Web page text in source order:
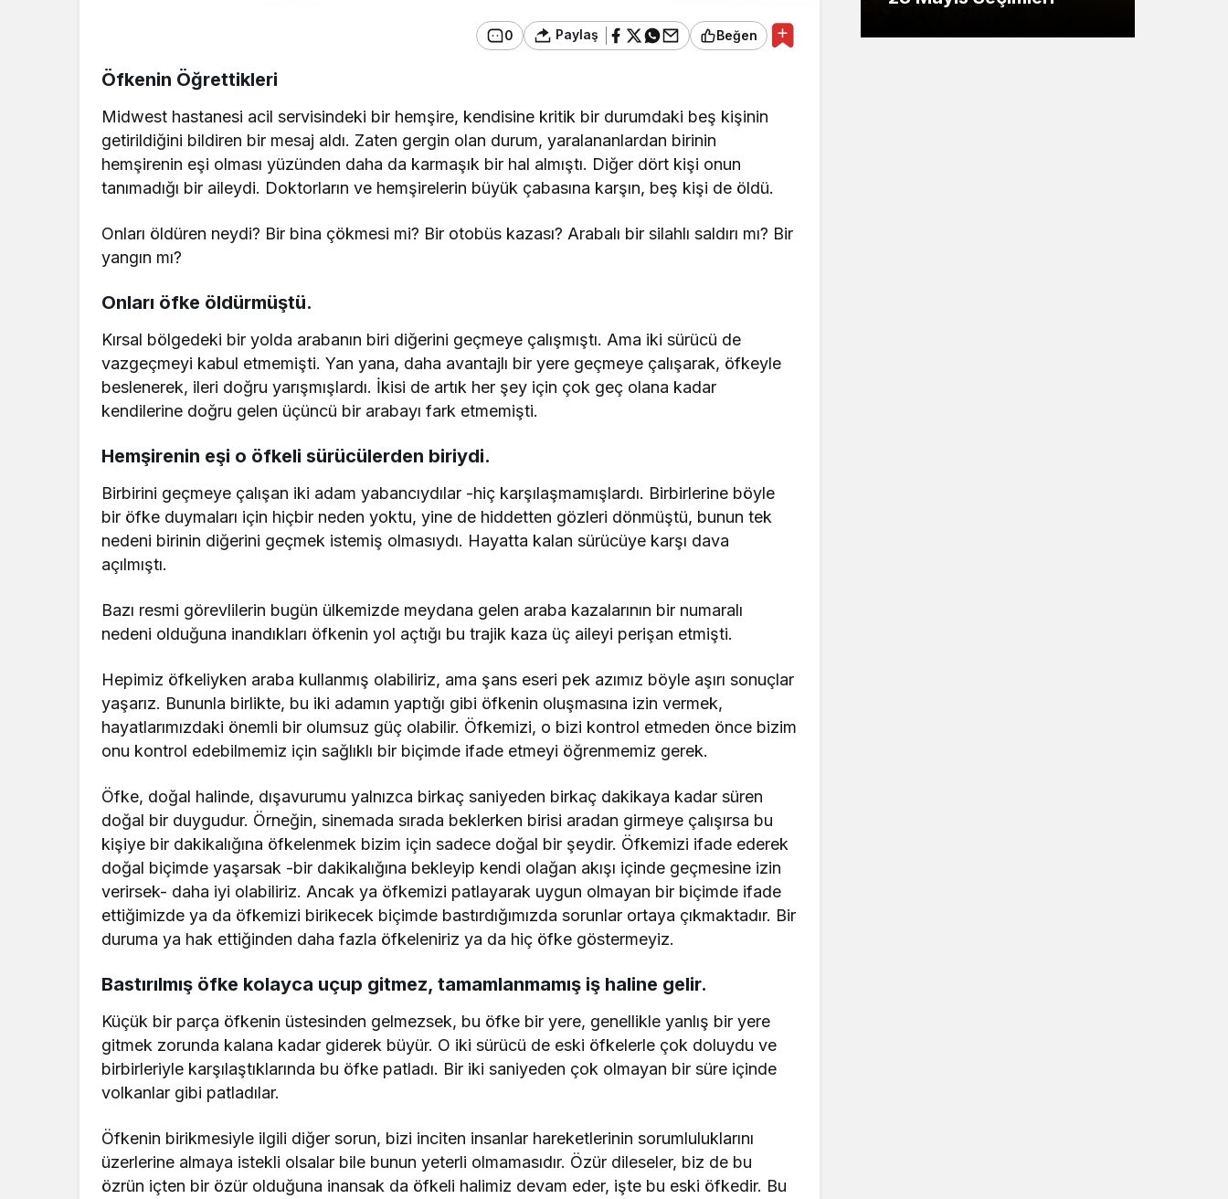
0 Paylaş Beğen
Öfkenin Öğrettikleri
Midwest hastanesi acil servisindeki bir hemşire, kendisine kritik bir durumdaki beş kişinin
getirildiğini bildiren bir mesaj aldı. Zaten gergin olan durum, yaralananlardan birinin
hemşirenin eşi olması yüzünden daha da karmaşık bir hal almıştı. Diğer dört kişi onun
tanımadığı bir aileydi. Doktorların ve hemşirelerin büyük çabasına karşın, beş kişi de öldü.
Onları öldüren neydi? Bir bina çökmesi mi? Bir otobüs kazası? Arabalı bir silahlı saldırı mı? Bir
yangın mı?
Onları öfke öldürmüştü.
Kırsal bölgedeki bir yolda arabanın biri diğerini geçmeye çalışmıştı. Ama iki sürücü de
vazgeçmeyi kabul etmemişti. Yan yana, daha avantajlı bir yere geçmeye çalışarak, öfkeyle
beslenerek, ileri doğru yarışmışlardı. İkisi de artık her şey için çok geç olana kadar
kendilerine doğru gelen üçüncü bir arabayı fark etmemişti.
Hemşirenin eşi o öfkeli sürücülerden biriydi.
Birbirini geçmeye çalışan iki adam yabancıydılar -hiç karşılaşmamışlardı. Birbirlerine böyle
bir öfke duymaları için hiçbir neden yoktu, yine de hiddetten gözleri dönmüştü, bunun tek
nedeni birinin diğerini geçmek istemiş olmasıydı. Hayatta kalan sürücüye karşı dava
açılmıştı.
Bazı resmi görevlilerin bugün ülkemizde meydana gelen araba kazalarının bir numaralı
nedeni olduğuna inandıkları öfkenin yol açtığı bu trajik kaza üç aileyi perişan etmişti.
Hepimiz öfkeliyken araba kullanmış olabiliriz, ama şans eseri pek azımız böyle aşırı sonuçlar
yaşarız. Bununla birlikte, bu iki adamın yaptığı gibi öfkenin oluşmasına izin vermek,
hayatlarımızdaki önemli bir olumsuz güç olabilir. Öfkemizi, o bizi kontrol etmeden önce bizim
onu kontrol edebilmemiz için sağlıklı bir biçimde ifade etmeyi öğrenmemiz gerek.
Öfke, doğal halinde, dışavurumu yalnızca birkaç saniyeden birkaç dakikaya kadar süren
doğal bir duygudur. Örneğin, sinemada sırada beklerken birisi aradan girmeye çalışırsa bu
kişiye bir dakikalığına öfkelenmek bizim için sadece doğal bir şeydir. Öfkemizi ifade ederek
doğal biçimde yaşarsak -bir dakikalığına bekleyip kendi olağan akışı içinde geçmesine izin
verirsek- daha iyi olabiliriz. Ancak ya öfkemizi patlayarak uygun olmayan bir biçimde ifade
ettiğimizde ya da öfkemizi birikecek biçimde bastırdığımızda sorunlar ortaya çıkmaktadır. Bir
duruma ya hak ettiğinden daha fazla öfkeleniriz ya da hiç öfke göstermeyiz.
Bastırılmış öfke kolayca uçup gitmez, tamamlanmamış iş haline gelir.
Küçük bir parça öfkenin üstesinden gelmezsek, bu öfke bir yere, genellikle yanlış bir yere
gitmek zorunda kalana kadar giderek büyür. O iki sürücü de eski öfkelerle çok doluydu ve
birbirleriyle karşılaştıklarında bu öfke patladı. Bir iki saniyeden çok olmayan bir süre içinde
volkanlar gibi patladılar.
Öfkenin birikmesiyle ilgili diğer sorun, bizi inciten insanlar hareketlerinin sorumluluklarını
üzerlerine almaya istekli olsalar bile bunun yeterli olmamasıdır. Özür dileseler, biz de bu
özrün içten bir özür olduğuna inansak da öfkeli halimiz devam eder, işte bu eski öfkedir. Bu